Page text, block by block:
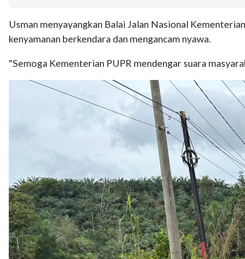
Usman menyayangkan Balai Jalan Nasional
kenyamanan berkendara dan mengancam nyawa.
"Semoga Kementerian PUPR mendengar suara